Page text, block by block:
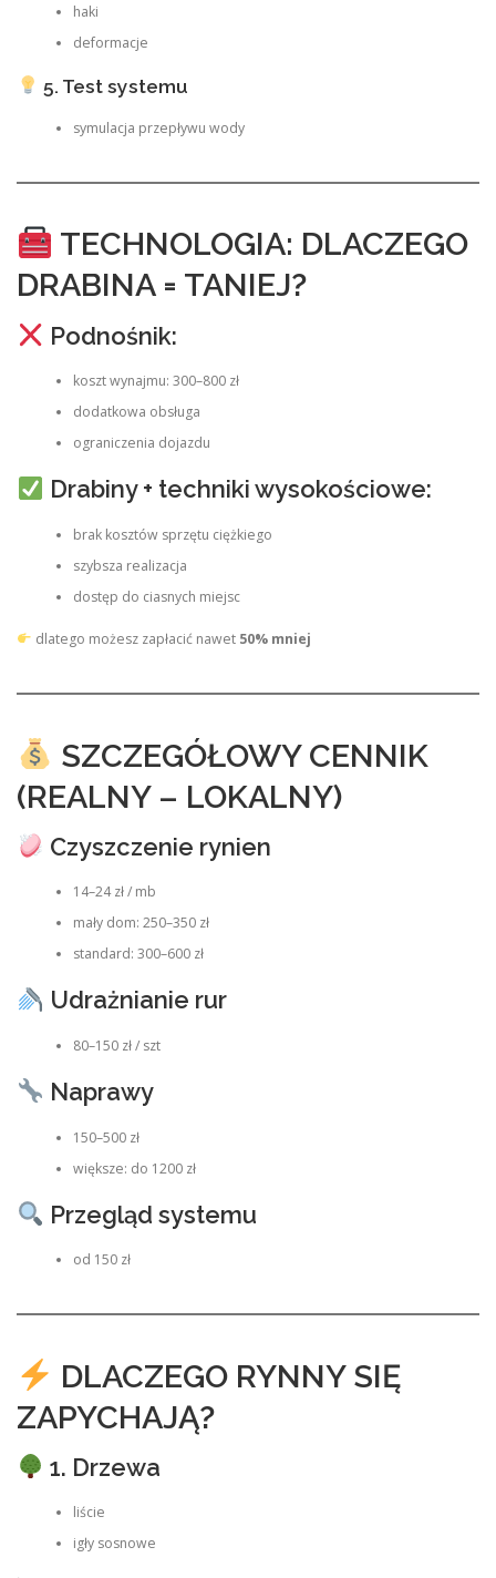
haki
deformacje
5. Test systemu
symulacja przepływu wody
TECHNOLOGIA: DLACZEGO
DRABINA = TANIEJ?
Podnośnik:
koszt wynajmu: 300–800 zł
dodatkowa obsługa
ograniczenia dojazdu
Drabiny + techniki wysokościowe:
brak kosztów sprzętu ciężkiego
szybsza realizacja
dostęp do ciasnych miejsc
dlatego możesz zapłacić nawet 50% mniej
SZCZEGÓŁOWY CENNIK
(REALNY – LOKALNY)
Czyszczenie rynien
14–24 zł / mb
mały dom: 250–350 zł
standard: 300–600 zł
Udrażnianie rur
80–150 zł / szt
Naprawy
150–500 zł
większe: do 1200 zł
Przegląd systemu
od 150 zł
DLACZEGO RYNNY SIĘ
ZAPYCHAJĄ?
1. Drzewa
liście
igły sosnowe